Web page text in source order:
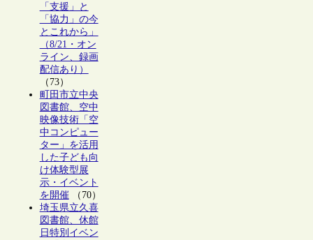
「支援」と
「協力」の今
とこれから」
（8/21・オン
ライン、録画
配信あり）
（73）
町田市立中央
図書館、空中
映像技術「空
中コンピュー
ター」を活用
した子ども向
け体験型展
示・イベント
を開催（70）
埼玉県立久喜
図書館、休館
日特別イベン